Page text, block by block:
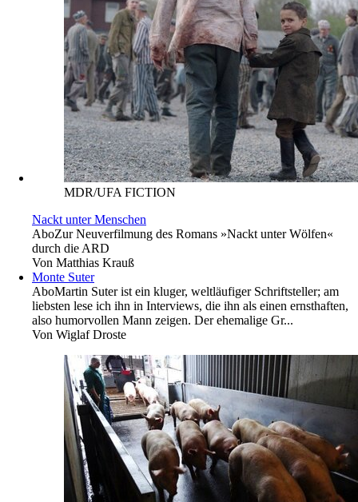
MDR/UFA FICTION
Nackt unter Menschen
AboZur Neuverfilmung des Romans »Nackt unter Wölfen«
durch die ARD
Von Matthias Krauß
Monte Suter
AboMartin Suter ist ein kluger, weltläufiger Schriftsteller; am
liebsten lese ich ihn in Interviews, die ihn als einen ernsthaften,
also humorvollen Mann zeigen. Der ehemalige Gr...
Von Wiglaf Droste